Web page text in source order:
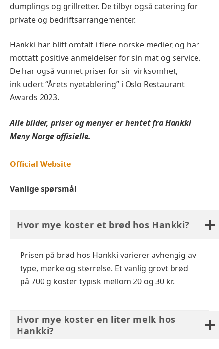
dumplings og grillretter. De tilbyr også catering for
private og bedriftsarrangementer.
Hankki har blitt omtalt i flere norske medier, og har
mottatt positive anmeldelser for sin mat og service.
De har også vunnet priser for sin virksomhet,
inkludert “Årets nyetablering” i Oslo Restaurant
Awards 2023.
Alle bilder, priser og menyer er hentet fraHankki
Meny Norge offisielle.
Official Website
Vanlige spørsmål
Hvor mye koster et brød hos Hankki?
Prisen på brød hos Hankki varierer avhengig av
type, merke og størrelse. Et vanlig grovt brød
på 700 g koster typisk mellom 20 og 30 kr.
Hvor mye koster en liter melk hos
Hankki?